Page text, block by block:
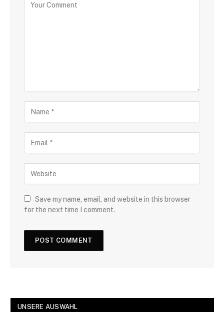
Save my name, email, and website in this browser
for the next time I comment.
UNSERE AUSWAHL